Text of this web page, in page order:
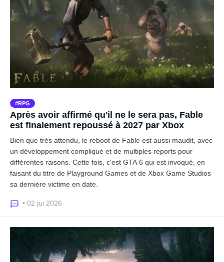
RPG
Après avoir affirmé qu'il ne le sera pas, Fable
est finalement repoussé à 2027 par Xbox
Bien que très attendu, le reboot de Fable est aussi maudit, avec
un développement compliqué et de multiples reports pour
différentes raisons. Cette fois, c'est GTA 6 qui est invoqué, en
faisant du titre de Playground Games et de Xbox Game Studios
sa dernière victime en date.
• 02 jui 2026